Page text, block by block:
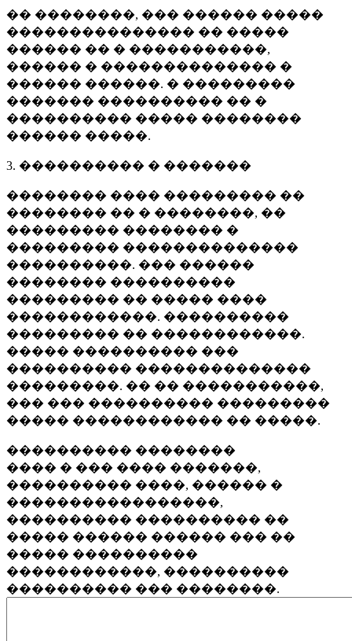
�� ��������, ��� ������ �����
��������������� �� �����
������ �� � �����������,
������ � �������������� �
������ ������. � ���������
������� ���������� �� �
���������� ����� ��������
������ �����.
3. ���������� � �������
�������� ���� ��������� ��
�������� �� � ��������, ��
��������� �������� �
��������� ��������������
����������. ��� ������
�������� ����������
��������� �� ����� ����
������������. ����������
��������� �� ������������.
����� ���������� ���
���������� ��������������
���������. �� �� �����������,
��� ��� ���������� ���������
����� ������������ �� �����.
���������� ��������
���� � ��� ���� �������,
���������� ����, ������ �
�����������������,
���������� ���������� ��
����� ������ ������ ��� ��
����� ����������
������������, ����������
���������� ��� ��������.